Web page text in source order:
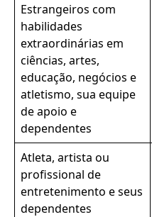
Estrangeiros com
habilidades
extraordinárias em
ciências, artes,
educação, negócios e
atletismo, sua equipe
de apoio e
dependentes
Atleta, artista ou
profissional de
entretenimento e seus
dependentes